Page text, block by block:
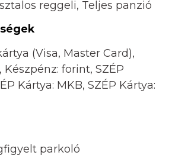
reggeli, Teljes panzió
(Visa, Master Card),
Készpénz: forint, SZÉP
Kártya: MKB, SZÉP Kártya:
parkoló